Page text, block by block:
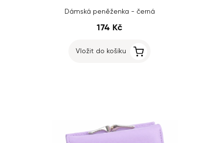
Dámská peněženka - černá
174 Kč
Vložit do košíku